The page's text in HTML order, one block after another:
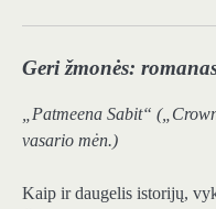
Geri žmonės:
„Patmeena Sabit“
vasario mėn.)
Kaip ir daugelis istorijų,